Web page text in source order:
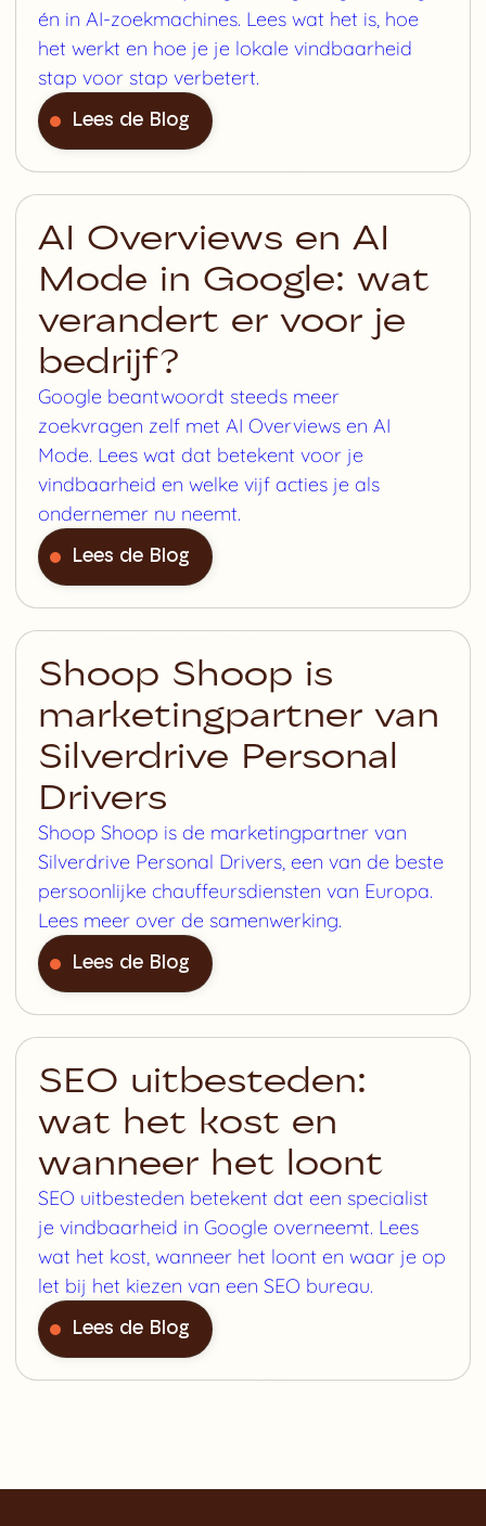
én in AI-zoekmachines. Lees wat het is, hoe
het werkt en hoe je je lokale vindbaarheid
stap voor stap verbetert.
Lees de Blog
AI Overviews en AI
Mode in Google: wat
verandert er voor je
bedrijf?
Google beantwoordt steeds meer
zoekvragen zelf met AI Overviews en AI
Mode. Lees wat dat betekent voor je
vindbaarheid en welke vijf acties je als
ondernemer nu neemt.
Lees de Blog
Shoop Shoop is
marketingpartner van
Silverdrive Personal
Drivers
Shoop Shoop is de marketingpartner van
Silverdrive Personal Drivers, een van de beste
persoonlijke chauffeursdiensten van Europa.
Lees meer over de samenwerking.
Lees de Blog
SEO uitbesteden:
wat het kost en
wanneer het loont
SEO uitbesteden betekent dat een specialist
je vindbaarheid in Google overneemt. Lees
wat het kost, wanneer het loont en waar je op
let bij het kiezen van een SEO bureau.
Lees de Blog